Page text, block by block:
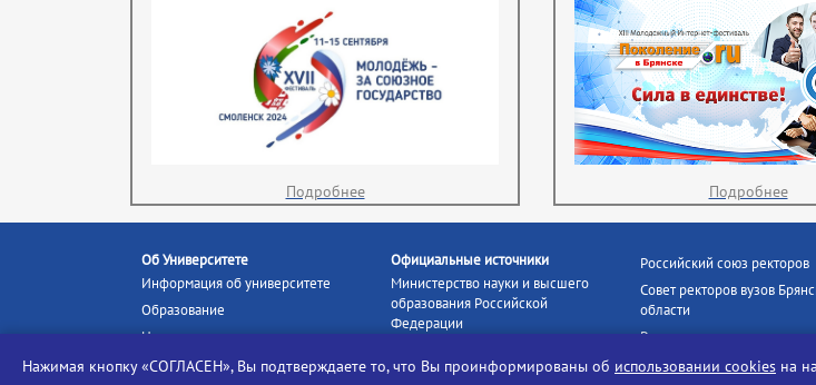
Подробнее Подробнее
Об Университете
Информация об университете
Образование
Наука и инновации
Абитуриенту
Официальные источники
Министерство науки и высшего
образования Российской
Федерации
Портал «Российское
Российский союз ректоров
Совет ректоров вузов
области
Росстудцентр
Наши партнёры
Нажимая кнопку «СОГЛАСЕН», Вы подтверждаете то, что Вы проинформированы об использовании cookies на